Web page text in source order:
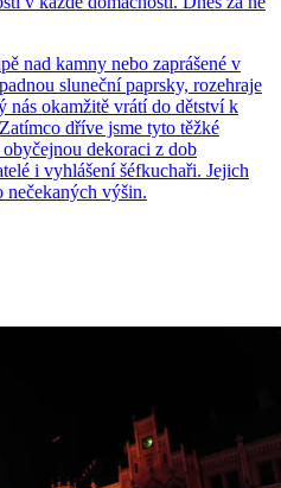
nad kamny nebo zaprášené v
sluneční paprsky, rozehraje
nás okamžitě vrátí do dětství k
dříve jsme tyto těžké
dekoraci z dob
i vyhlášení šéfkuchaři. Jejich
nečekaných výšin.